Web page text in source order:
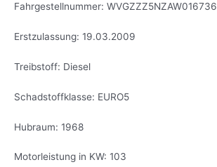
Fahrgestellnummer: WVGZZZ5NZAW016736
Erstzulassung: 19.03.2009
Treibstoff: Diesel
Schadstoffklasse: EURO5
Hubraum: 1968
Motorleistung in KW: 103